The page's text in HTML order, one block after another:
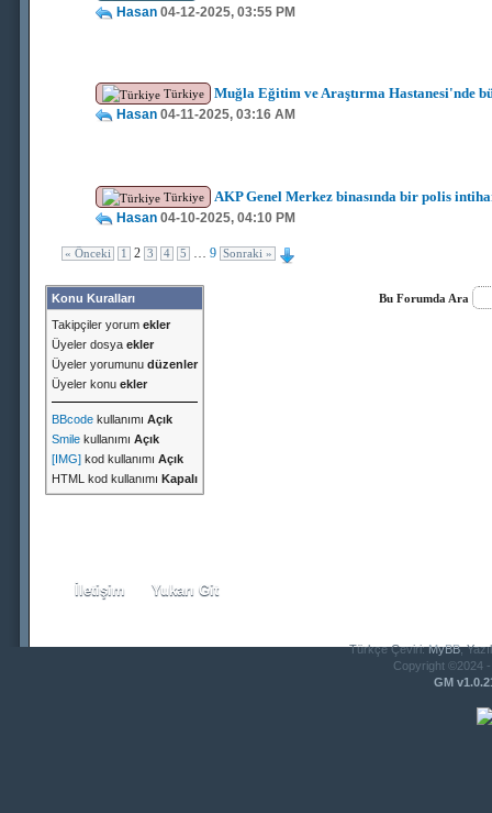
Hasan 04-12-2025, 03:55 PM
Türkiye Muğla Eğitim ve Araştırma Hastanesi'nde
Hasan 04-11-2025, 03:16 AM
Türkiye AKP Genel Merkez binasında bir polis
Hasan 04-10-2025, 04:10 PM
« Önceki 1 2 3 4 5 … 9 Sonraki »
Konu Kuralları
Takipçiler yorum ekler
Üyeler dosya ekler
Üyeler yorumunu düzenler
Üyeler konu ekler
BBcode kullanımı Açık
Smile kullanımı Açık
[IMG] kod kullanımı Açık
HTML kod kullanımı Kapalı
Bu Forumda Ara
İletişim Yukarı Git
Türkçe Çeviri:MyBB,
Copyright ©2024
GM